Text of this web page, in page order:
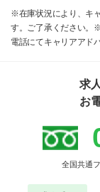
※在庫状況により、キ
す。ご了承ください。
電話にてキャリアアド
求
お
全国共通